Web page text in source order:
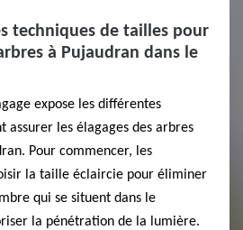
techniques de tailles pour
à Pujaudran dans le
expose les différentes
assurer les élagages des arbres
Pour commencer, les
la taille éclaircie pour éliminer
qui se situent dans le
la pénétration de la lumière.